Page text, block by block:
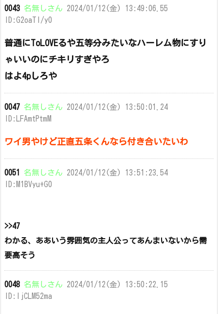
0043 名無しさん 2024/01/12(金) 13:49:06.55
ID:G2oaTI/y0
普通にToLOVEるや五等分みたいなハーレム物にすり
ゃいいのにチキリすぎやろ
はよ4pしろや
0047 名無しさん 2024/01/12(金) 13:50:01.24
ID:LFAmtPtmM
ワイ男やけど正直五条くんなら付き合いたいわ
0051 名無しさん 2024/01/12(金) 13:51:23.54
ID:M1BVyu+G0
>>47
わかる、ああいう雰囲気の主人公ってあんまいないから需
要高そう
0048 名無しさん 2024/01/12(金) 13:50:22.15
ID:ljCLM52ma